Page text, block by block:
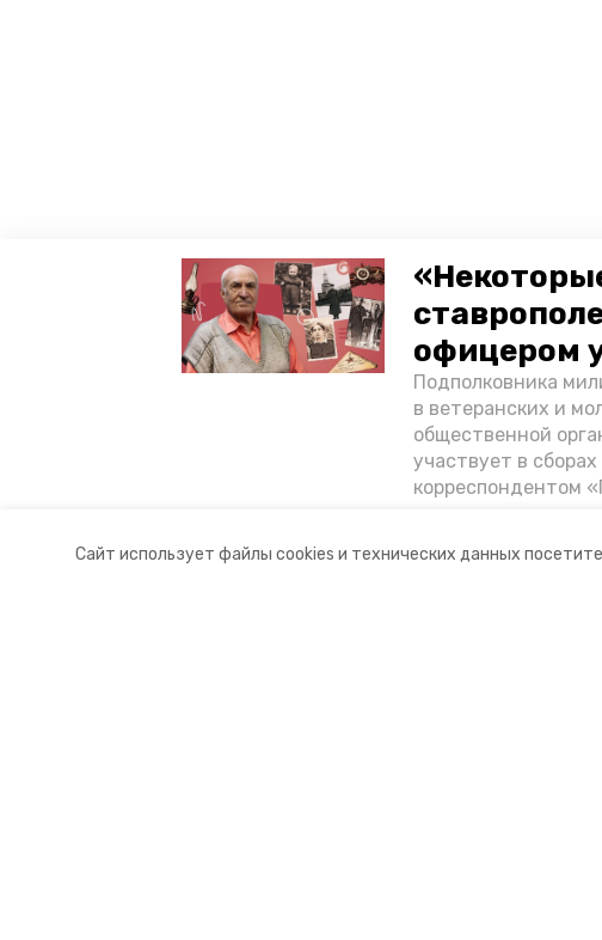
Сайт использует файлы cookies и технических данных
офицером
Подполковника
в ветеранских и
общественной
участвует в
корреспондентом
ветеран
Ставрополье.